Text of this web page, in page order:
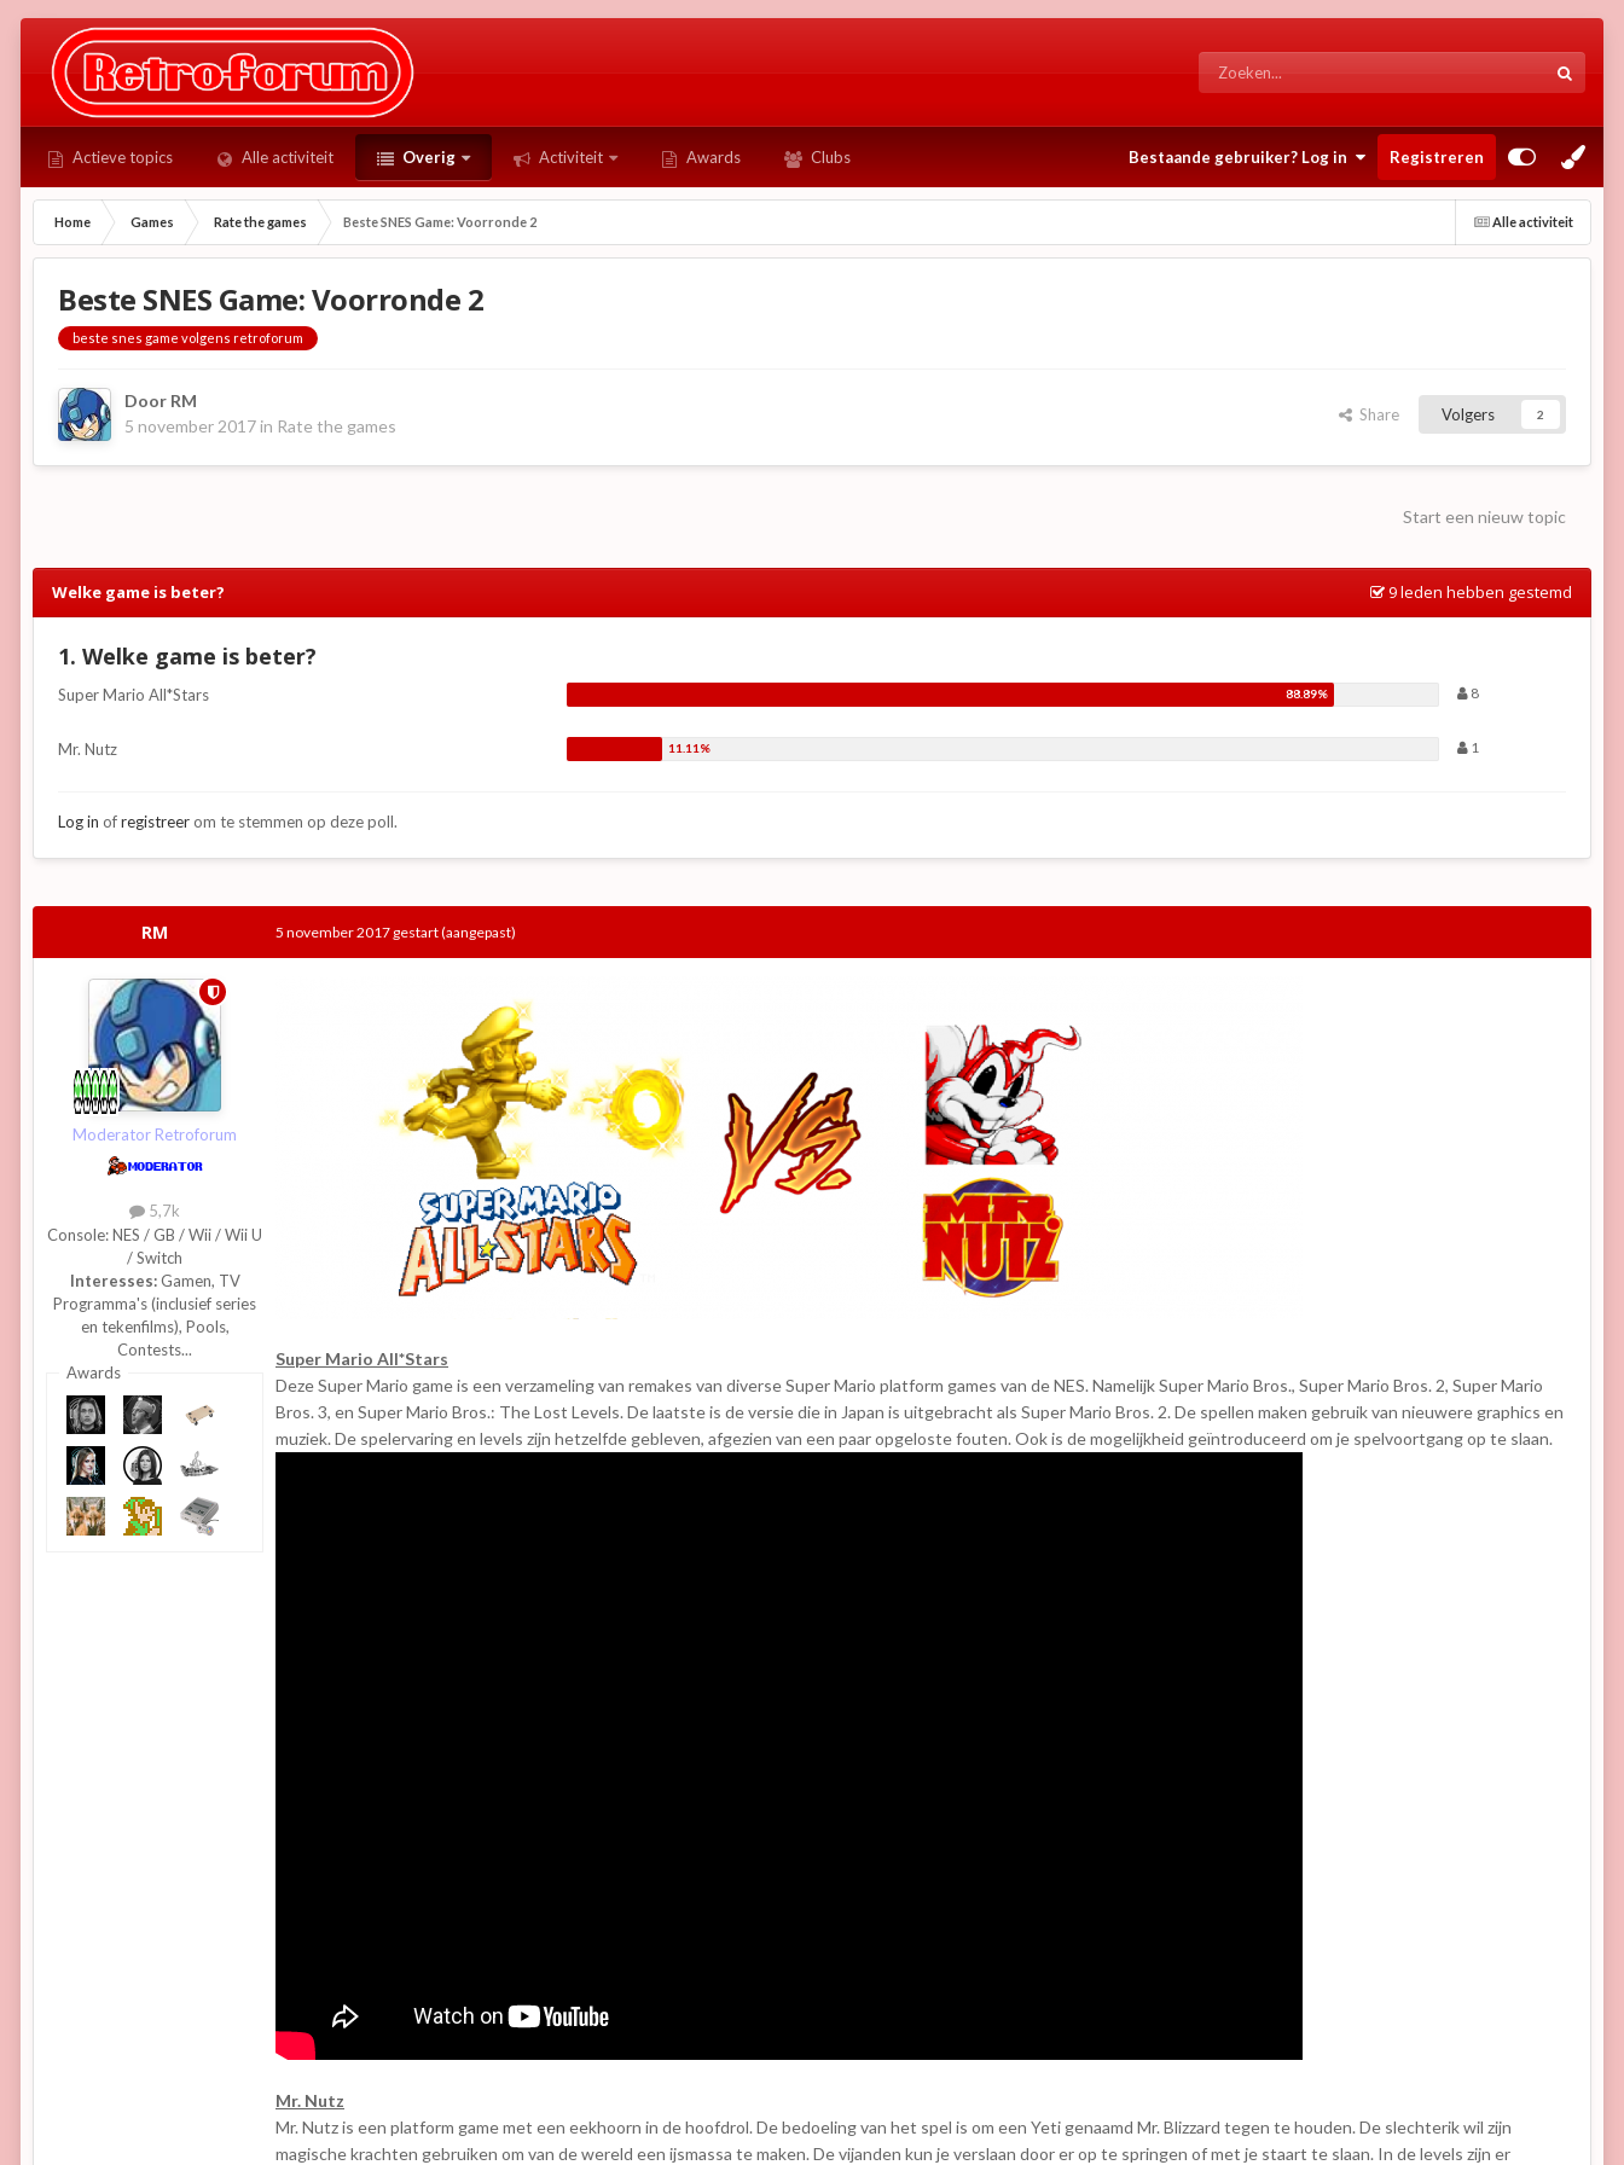
Actieve topics Alle activiteit Overig Activiteit Awards Clubs Bestaande gebruiker? Log in Registreren
Alle activiteit
Home Games Rate the games Beste SNES Game: Voorronde 2
Beste SNES Game: Voorronde 2
beste snes game volgens retroforum
Door RM
5 november 2017 in Rate the games
Share Volgers 2
Start een nieuw topic
Welke game is beter? 9 leden hebben gestemd
1. Welke game is beter?
Super Mario All*Stars 8
Mr. Nutz 1
Log in ofregistreer om te stemmen op deze poll.
RM
Moderator Retroforum
5,7k
Console:NES / GB / Wii / Wii U
/ Switch
Interesses:Gamen, TV
Programma's (inclusief series
en tekenfilms), Pools,
Contests...
Awards
5 november 2017 gestart(aangepast)
Super Mario All*Stars
Deze Super Mario game is een verzameling van remakes van diverse Super Mario platform games van de NES. Namelijk Super Mario Bros., Super Mario Bros. 2, Super Mario
Bros. 3, en Super Mario Bros.: The Lost Levels. De laatste is de versie die in Japan is uitgebracht als Super Mario Bros. 2. De spellen maken gebruik van nieuwere graphics en
muziek. De spelervaring en levels zijn hetzelfde gebleven, afgezien van een paar opgeloste fouten. Ook is de mogelijkheid geïntroduceerd om je spelvoortgang op te slaan.
Mr. Nutz
Mr. Nutz is een platform game met een eekhoorn in de hoofdrol. De bedoeling van het spel is om een Yeti genaamd Mr. Blizzard tegen te houden. De slechterik wil zijn
magische krachten gebruiken om van de wereld een ijsmassa te maken. De vijanden kun je verslaan door er op te springen of met je staart te slaan. In de levels zijn er